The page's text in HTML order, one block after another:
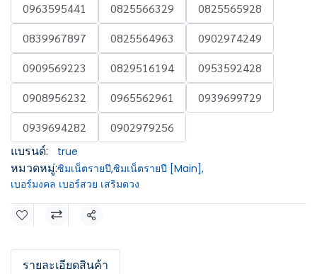
0963595441
0825566329
0825565928
0839967897
0825564963
0902974249
0909569223
0829516194
0953592428
0908956232
0965562961
0939699729
0939694282
0902979256
แบรนด์: true
หมวดหมู่:ซิมเน็ตรายปี,ซิมเน็ตรายปี [Main],
เบอร์มงคล เบอร์สวย เสริมดวง
แชร์
รายละเอียดสินค้า